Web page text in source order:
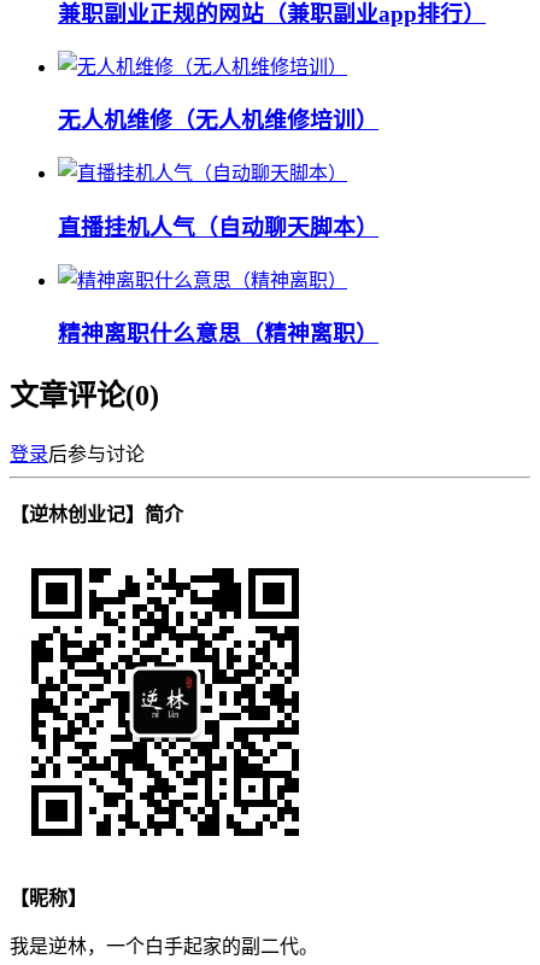
兼职副业正规的网站（兼职副业app排行）
无人机维修（无人机维修培训）
直播挂机人气（自动聊天脚本）
精神离职什么意思（精神离职）
文章评论(0)
登录后参与讨论
【逆林创业记】简介
【昵称】
我是逆林，一个白手起家的副二代。